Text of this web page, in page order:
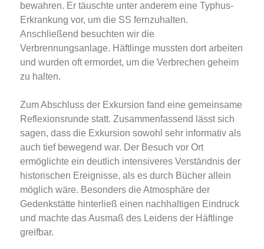
bewahren. Er täuschte unter anderem eine Typhus-
Erkrankung vor, um die SS fernzuhalten.
Anschließend besuchten wir die
Verbrennungsanlage. Häftlinge mussten dort arbeiten
und wurden oft ermordet, um die Verbrechen geheim
zu halten.
Zum Abschluss der Exkursion fand eine gemeinsame
Reflexionsrunde statt. Zusammenfassend lässt sich
sagen, dass die Exkursion sowohl sehr informativ als
auch tief bewegend war. Der Besuch vor Ort
ermöglichte ein deutlich intensiveres Verständnis der
historischen Ereignisse, als es durch Bücher allein
möglich wäre. Besonders die Atmosphäre der
Gedenkstätte hinterließ einen nachhaltigen Eindruck
und machte das Ausmaß des Leidens der Häftlinge
greifbar.